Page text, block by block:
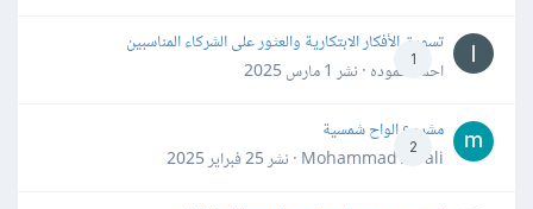
1
تسويق الأفكار الابتكارية والعثور على الشركاء المناسبين
احمد حموده · نشر 1 مارس 2025
2
مشروع الواح شمسية
Mohammad Awali · نشر
25 فبراير 2025